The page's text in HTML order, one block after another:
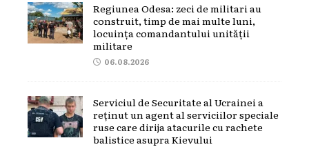
Regiunea Odesa: zeci de militari au
construit, timp de mai multe luni,
locuința comandantului unității
militare
06.08.2026
Serviciul de Securitate al Ucrainei a
reținut un agent al serviciilor speciale
ruse care dirija atacurile cu rachete
balistice asupra Kievului